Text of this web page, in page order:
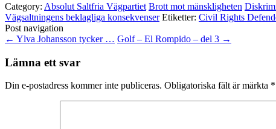
Category: Absolut Saltfria Vägpartiet Brott mot mänskligheten
Vägsaltningens beklagliga konsekvenser Etiketter: Civil Rights
Post navigation
← Ylva Johansson tycker … Golf – El Rompido – del 3 →
Lämna ett svar
Din e-postadress kommer inte publiceras. Obligatoriska fält är märkta *